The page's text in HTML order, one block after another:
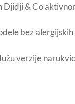
& Co
bez
verzije